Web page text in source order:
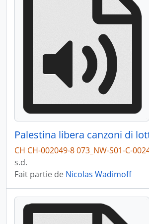
CH CH-002049-8 073_NW-S01-C-
s.d.
Fait partie de Nicolas Wadimoff